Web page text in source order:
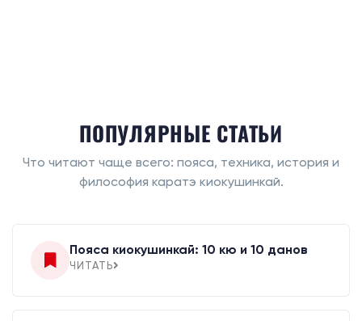
ПОПУЛЯРНЫЕ СТАТЬИ
Что читают чаще всего: пояса, техника, история и
философия каратэ киокушинкай.
Пояса киокушинкай: 10 кю и 10 данов
ЧИТАТЬ